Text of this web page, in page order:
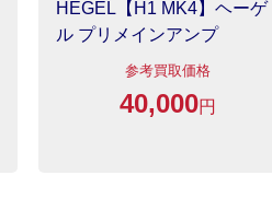
HEGEL【H1 MK4】ヘーゲ
ル プリメインアンプ
参考買取価格
40,000円